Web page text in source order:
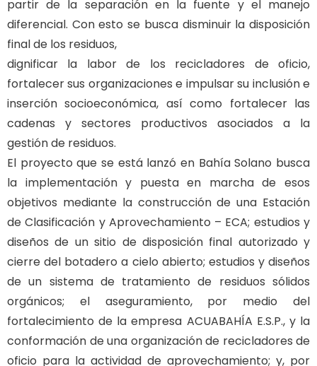
partir de la separación en la fuente y el manejo
diferencial. Con esto se busca disminuir la disposición
final de los residuos,
dignificar la labor de los recicladores de oficio,
fortalecer sus organizaciones e impulsar su inclusión e
inserción socioeconómica, así como fortalecer las
cadenas y sectores productivos asociados a la
gestión de residuos.
El proyecto que se está lanzó en Bahía Solano busca
la implementación y puesta en marcha de esos
objetivos mediante la construcción de una Estación
de Clasificación y Aprovechamiento – ECA; estudios y
diseños de un sitio de disposición final autorizado y
cierre del botadero a cielo abierto; estudios y diseños
de un sistema de tratamiento de residuos sólidos
orgánicos; el aseguramiento, por medio del
fortalecimiento de la empresa ACUABAHÍA E.S.P., y la
conformación de una organización de recicladores de
oficio para la actividad de aprovechamiento; y, por